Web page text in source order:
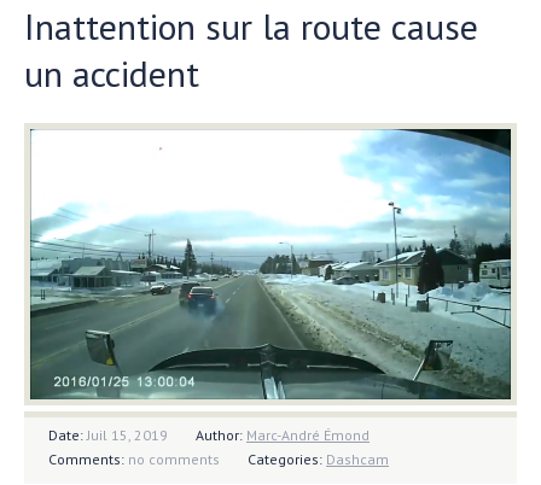
Inattention sur la route cause
un accident
Date: Juil 15, 2019 Author: Marc-André Émond
Comments: no comments Categories: Dashcam